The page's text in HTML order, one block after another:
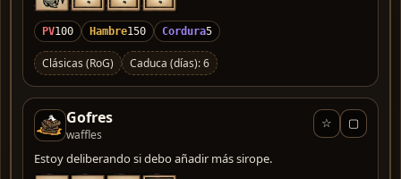
PV100 Hambre150 Cordura5
Clásicas (RoG) Caduca (días): 6
Gofres
waffles
☆ ▢
Estoy deliberando si debo añadir más sirope.